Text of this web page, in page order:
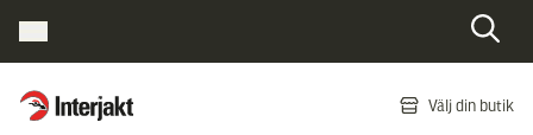
Interjakt SE Välj din butik